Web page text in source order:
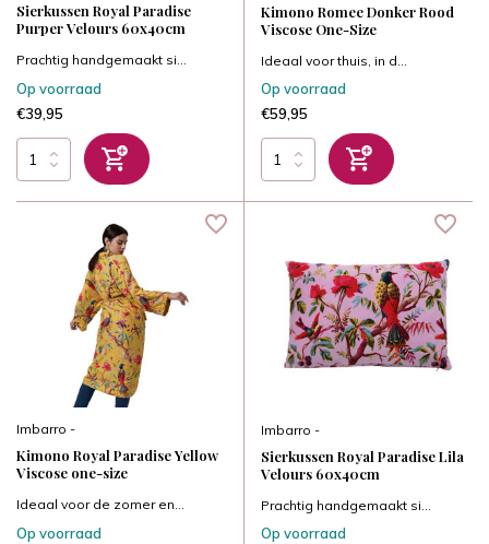
Sierkussen Royal Paradise
Purper Velours 60x40cm
Prachtig handgemaakt si...
Op voorraad
€39,95
Kimono Romee Donker Rood
Viscose One-Size
Ideaal voor thuis, in d...
Op voorraad
€59,95
Imbarro -
Kimono Royal Paradise Yellow
Viscose one-size
Ideaal voor de zomer en...
Op voorraad
Imbarro -
Sierkussen Royal Paradise Lila
Velours 60x40cm
Prachtig handgemaakt si...
Op voorraad